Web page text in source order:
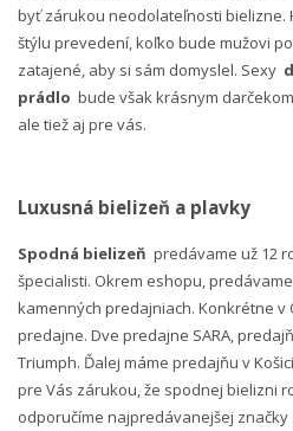
byť zárukou neodolateľnosti bielizne.
štýlu prevedení, koľko bude mužovi
zatajené, aby si sám domyslel. Sexy
prádlo bude však krásnym
ale tiež aj pre vás.
Luxusná bielizeň a plavky
Spodná bielizeň predávame už 12
špecialisti. Okrem eshopu, predávame
kamenných predajniach. Konkrétne v
predajne. Dve predajne SARA,
Triumph. Ďalej máme predajňu v
pre Vás zárukou, že spodnej bielizni
odporučíme najpredávanejšej